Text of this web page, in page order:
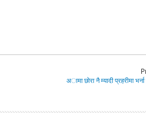
अामा छाेरा नै म्यादी प्रहरीमा